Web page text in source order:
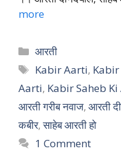
more
Categories
आरती
Tags
Kabir Aarti,
Aarti, Kabir Saheb
आरती गरीब नवाज, आरती
कबीर,साहेब आरती हो
1 Comment